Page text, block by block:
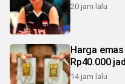
20 jam lalu
Harga
Rp40.000
14 jam lalu